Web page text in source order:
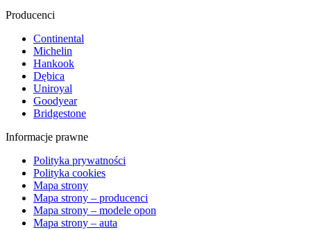
Producenci
Continental
Michelin
Hankook
Dębica
Uniroyal
Goodyear
Bridgestone
Informacje prawne
Polityka prywatności
Polityka cookies
Mapa strony
Mapa strony – producenci
Mapa strony – modele opon
Mapa strony – auta